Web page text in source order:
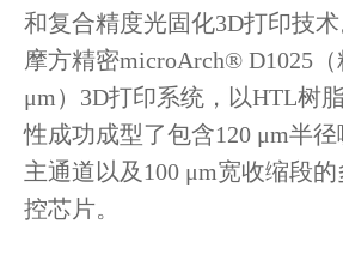
和复合精度光固化3D打印技
摩方精密microArch® D1025
μm）3D打印系统，以HTL树
性成功成型了包含120 μm半
主通道以及100 μm宽收缩段
控芯片。